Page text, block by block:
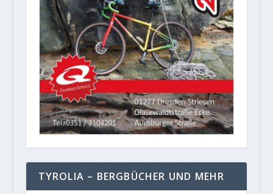
TYROLIA – BERGBÜCHER UND MEHR